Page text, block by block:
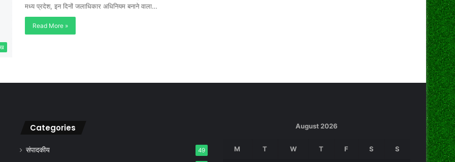
मध्य प्रदेश, इन दिनों जलाधिकार अधिनियम बनाने वाला…
Read More »
Categories
संपादकीय 49
August 2026
M T W T F S S